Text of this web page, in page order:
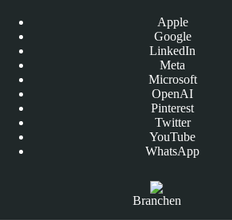
Apple
Google
LinkedIn
Meta
Microsoft
OpenAI
Pinterest
Twitter
YouTube
WhatsApp
Branchen